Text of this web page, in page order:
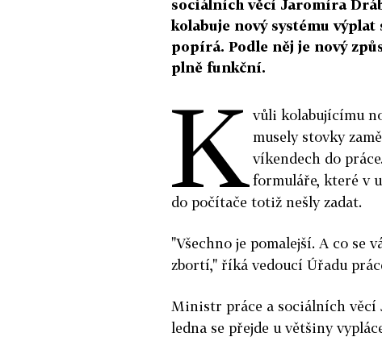
sociálních věcí Jaromíra
kolabuje nový systému
popírá. Podle něj je nový
plně funkční.
K vůli kolabujícímu
musely stovky
víkendech do
formuláře, které v
do počítače totiž nešly zadat.
"Všechno je pomalejší. A co se
zbortí," říká vedoucí Úřadu
Ministr práce a sociálních věcí
ledna se přejde u většiny